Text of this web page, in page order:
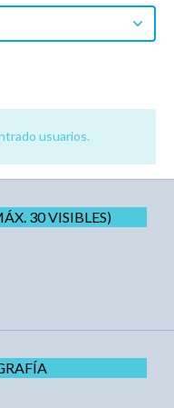
usuarios.
30 VISIBLES)